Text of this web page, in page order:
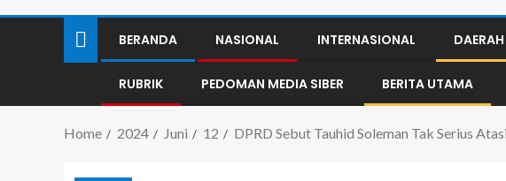
BERANDA NASIONAL INTERNASIONAL DAERAH
RUBRIK PEDOMAN MEDIA SIBER BERITA UTAMA
Home 2024 Juni 12 DPRD Sebut Tauhid Soleman Tak Serius